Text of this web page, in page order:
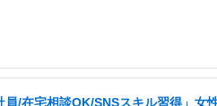
/在宅相談OK/SNSスキル習得」女